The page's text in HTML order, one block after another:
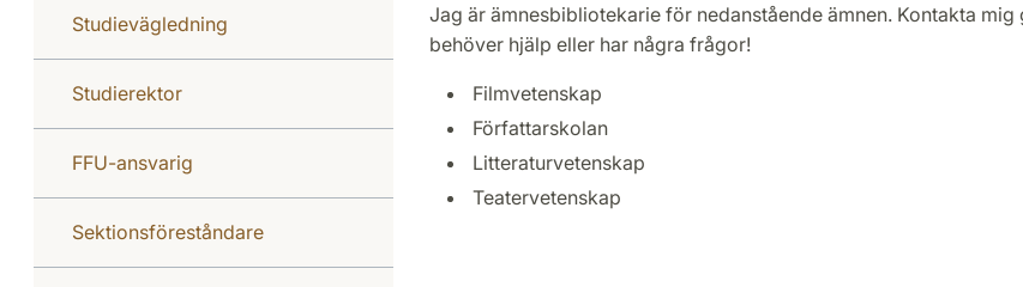
Studievägledning
Studierektor
FFU-ansvarig
Sektionsföreståndare
Jag är ämnesbibliotekarie för nedanstående ämnen. Kontakta mig
behöver hjälp eller har några frågor!
Filmvetenskap
Författarskolan
Litteraturvetenskap
Teatervetenskap